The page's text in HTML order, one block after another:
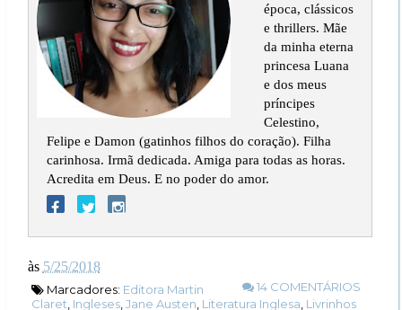
época, clássicos
e thrillers. Mãe
da minha eterna
princesa Luana
e dos meus
príncipes
Celestino,
Felipe e Damon (gatinhos filhos do coração). Filha
carinhosa. Irmã dedicada. Amiga para todas as horas.
Acredita em Deus. E no poder do amor.
às 5/25/2018
14 COMENTÁRIOS
Marcadores: Editora Martin
Claret Ingleses, Jane Austen Literatura Inglesa Livrinhos